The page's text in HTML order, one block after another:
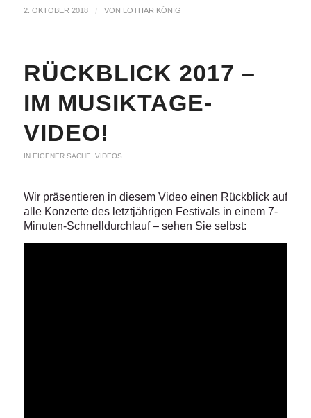
2. OKTOBER 2018 / VON LOTHAR KÖNIG
RÜCKBLICK 2017 –
IM MUSIKTAGE-
VIDEO!
IN EIGENER SACHE VIDEOS
Wir präsentieren in diesem Video einen Rückblick auf
alle Konzerte des letztjährigen Festivals in einem 7-
Minuten-Schnelldurchlauf – sehen Sie selbst: